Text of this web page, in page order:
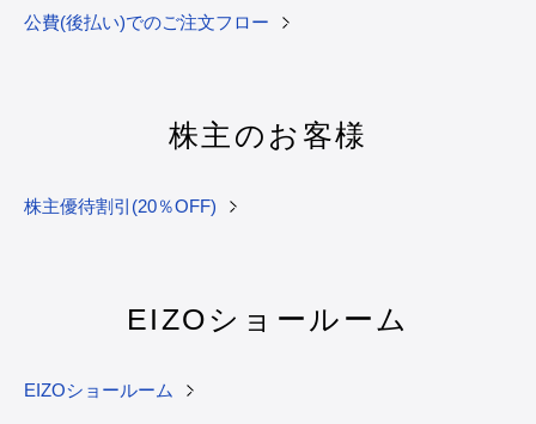
公費(後払い)でのご注文フロー
株主のお客様
株主優待割引(20％OFF)
EIZOショールーム
EIZOショールーム